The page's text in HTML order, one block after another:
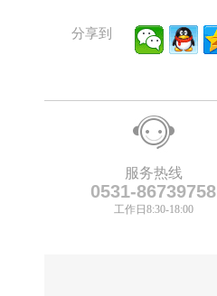
分享到
服务热线
0531-86739758
工作日8:30-18:00